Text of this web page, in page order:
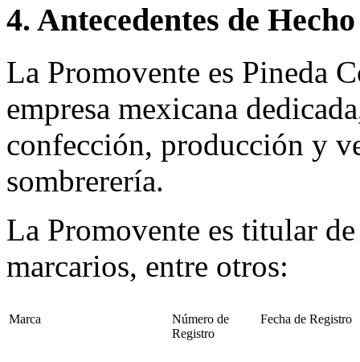
4. Antecedentes de Hecho
La Promovente es Pineda
empresa mexicana
confección, producción y
sombrerería.
La Promovente es titular
marcarios, entre otros:
Marca
Número de
Registro
Fecha de Registro